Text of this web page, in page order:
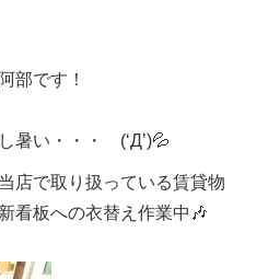
部です！
暑い・・・ (‘Д’)💦
店で取り扱っている賃貸物
看板への衣替え作業中🎶